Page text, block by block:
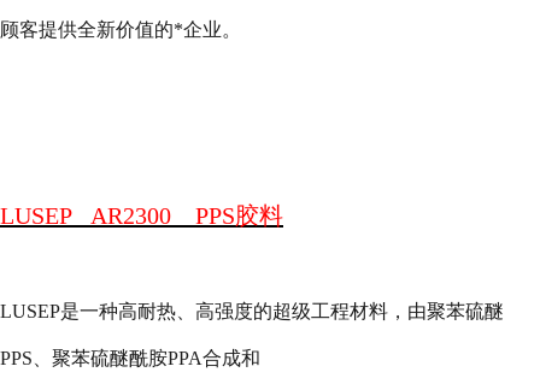
顾客提供全新价值的*企业。
LUSEP AR2300 PPS胶料
LUSEP是一种高耐热、高强度的超级工程材料，由聚苯硫醚
PPS 、聚苯硫醚酰胺PPA合成和